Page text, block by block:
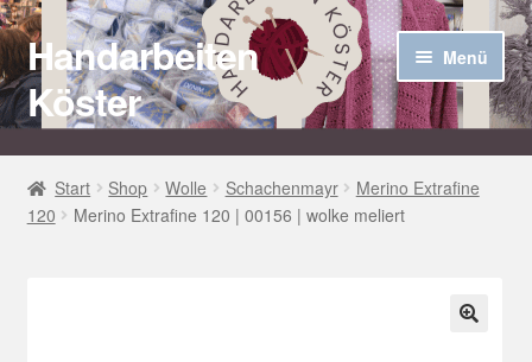
Zur
Navigation
springen
Zum
Inhalt
springen
Handarbeiten
Köster
Menü
Startseite
Über uns
Start Shop Wolle Schachenmayr
Merino Extrafine
120
Merino Extrafine 120 | 00156 | wolke meliert